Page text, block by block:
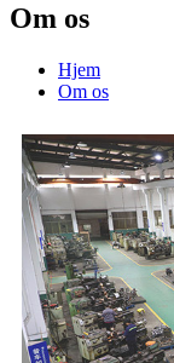
Om os
Hjem
Om os